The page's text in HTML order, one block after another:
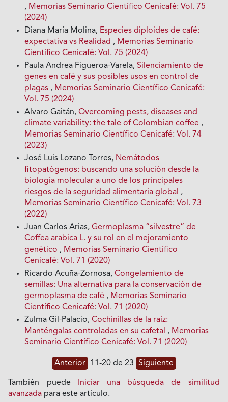
, Memorias Seminario Científico Cenicafé: Vol. 75
(2024)
Diana María Molina, Especies diploides de café:
expectativa vs Realidad , Memorias Seminario
Científico Cenicafé: Vol. 75 (2024)
Paula Andrea Figueroa-Varela,Silenciamiento de
genes en café y sus posibles usos en control de
plagas , Memorias Seminario Científico Cenicafé:
Vol. 75 (2024)
Alvaro Gaitán,Overcoming pests, diseases and
climate variability: the tale of Colombian coffee ,
Memorias Seminario Científico Cenicafé: Vol. 74
(2023)
José Luis Lozano Torres, Nemátodos
fitopatógenos: buscando una solución desde la
biología molecular a uno de los principales
riesgos de la seguridad alimentaria global ,
Memorias Seminario Científico Cenicafé: Vol. 73
(2022)
Juan Carlos Arias,Germoplasma “silvestre” de
Coffea arabica L. y su rol en el mejoramiento
genético , Memorias Seminario Científico
Cenicafé: Vol. 71 (2020)
Ricardo Acuña-Zornosa,Congelamiento de
semillas: Una alternativa para la conservación de
germoplasma de café , Memorias Seminario
Científico Cenicafé: Vol. 71 (2020)
Zulma Gil-Palacio,Cochinillas de la raíz:
Manténgalas controladas en su cafetal , Memorias
Seminario Científico Cenicafé: Vol. 71 (2020)
Anterior 11-20 de 23 Siguiente
También puede
Iniciar una búsqueda de similitud
avanzada para este artículo.